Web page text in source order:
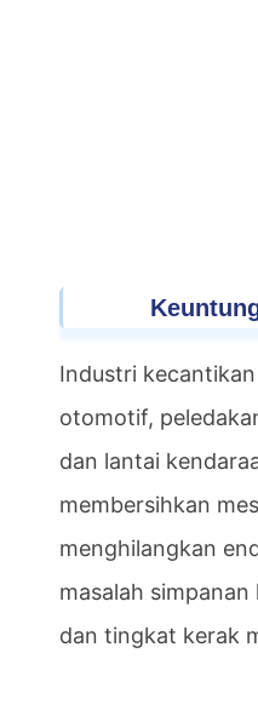
Industri
otomotif,
dan lantai
membersihkan
menghilangkan
masalah
dan tingkat kerak